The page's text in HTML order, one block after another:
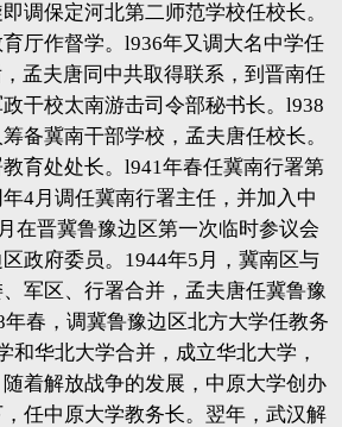
调保定河北第二师范学校任校长。
厅作督学。l936年又调大名中学任
孟夫唐同中共取得联系，到晋南任
干校太南游击司令部秘书长。l938
备冀南干部学校，孟夫唐任校长。
育处处长。l941年春任冀南行署第
4月调任冀南行署主任，并加入中
在晋冀鲁豫边区第一次临时参议会
政府委员。1944年5月，冀南区与
军区、行署合并，孟夫唐任冀鲁豫
春，调冀鲁豫边区北方大学任教务
和华北大学合并，成立华北大学，
着解放战争的发展，中原大学创办
任中原大学教务长。翌年，武汉解